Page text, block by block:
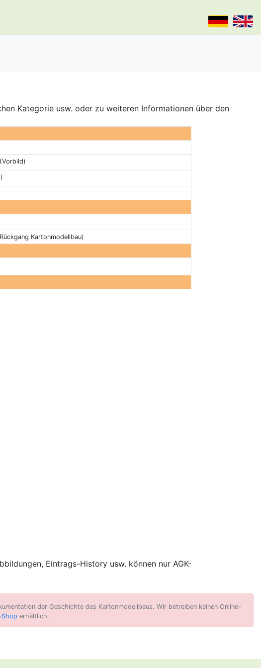
Kategorie usw. oder zu weiteren Informationen über den
Kartonmodellbau)
Eintrags-History usw. können nur AGK-
der Geschichte des Kartonmodellbaus. Wir betreiben keinen Online-
Shop erhältlich..